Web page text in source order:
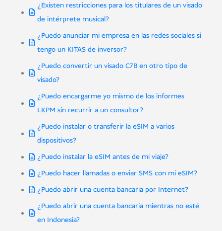
¿Existen restricciones para los titulares de un visado
de intérprete musical?
¿Puedo anunciar mi empresa en las redes sociales si
tengo un KITAS de inversor?
¿Puedo convertir un visado C7B en otro tipo de
visado?
¿Puedo encargarme yo mismo de los informes
LKPM sin recurrir a un consultor?
¿Puedo instalar o transferir la eSIM a varios
dispositivos?
¿Puedo instalar la eSIM antes de mi viaje?
¿Puedo hacer llamadas o enviar SMS con mi eSIM?
¿Puedo abrir una cuenta bancaria por Internet?
¿Puedo abrir una cuenta bancaria mientras no esté
en Indonesia?
Haz un donativo a Villa Kitty
y ayudar a los gatos de Bali
USD Doña